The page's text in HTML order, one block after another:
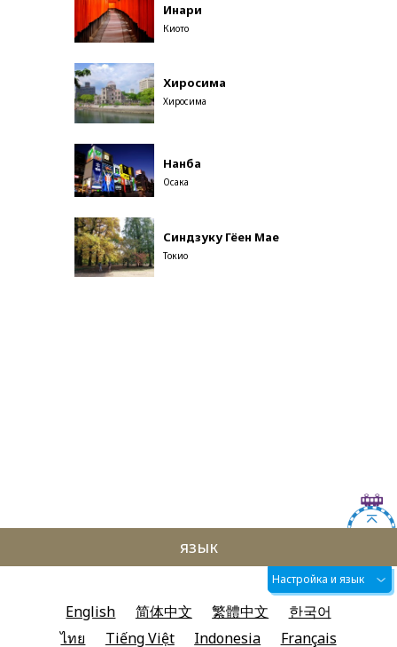
Инари
Киото
Хиросима
Хиросима
Нанба
Осака
Синдзуку Гёен Мае
Токио
язык
Настройка и язык
English 简体中文 繁體中文
한국어
ไทย
Tiếng Việt Indonesia Français